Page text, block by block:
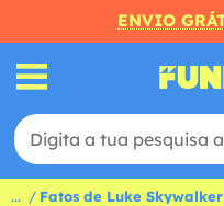
ENVIO
... Fatos de Luke Skywalker